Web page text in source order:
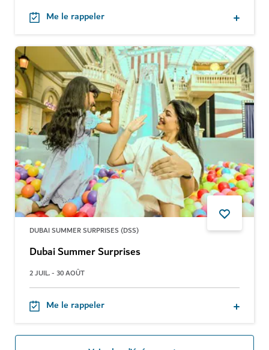
Me le rappeler
DUBAI SUMMER SURPRISES (DSS)
Dubai Summer Surprises
2 JUIL. - 30 AOÛT
Me le rappeler